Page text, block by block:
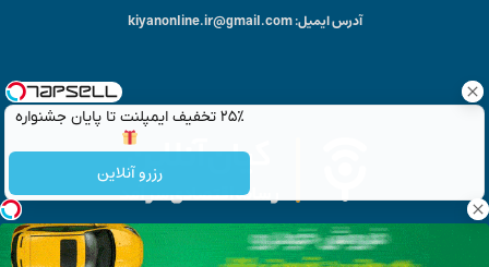
۲۵٪ تخفیف ایمپلنت تا پایان جشنواره
رزرو آنلاین
آدرس ایمیل: kiyanonline.ir@gmail.com